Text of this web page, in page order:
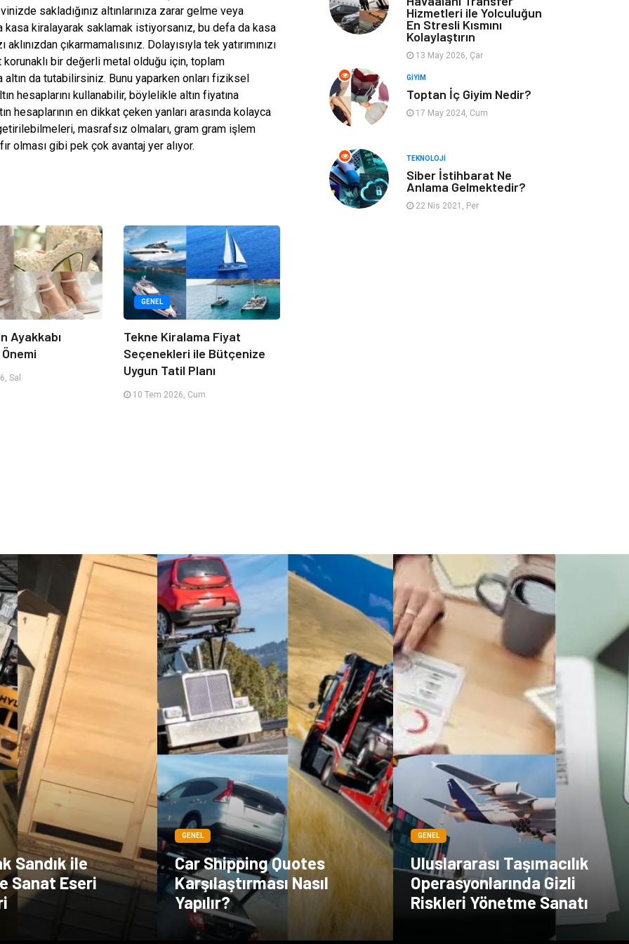
sakladığınız altınlarınıza zarar gelme veya
kasa kiralayarak saklamak istiyorsanız, bu defa da kasa
çıkarmamalısınız. Dolayısıyla tek yatırımınızı
korunaklı bir değerli metal olduğu için, toplam
altın da tutabilirsiniz. Bunu yaparken onları fiziksel
hesaplarını kullanabilir, böylelikle altın fiyatına
en dikkat çeken yanları arasında kolayca
masrafsız olmaları, gram gram işlem
olması gibi pek çok avantaj yer alıyor.
Ayakkabı
Sal
GENEL
Tekne Kiralama Fiyat
Seçenekleri ile Bütçenize
Uygun Tatil Planı
10 Tem 2026, Cum
Astroloji Müzik
Gençlik
Sigorta Bakım
Hizmetleri ile Yolculuğun
En Stresli Kısmını
Kolaylaştırın
13 May 2026, Çar
GIYIM
Toptan İç Giyim Nedir?
17 May 2024, Cum
TEKNOLOJI
Siber İstihbarat Ne
Anlama Gelmektedir?
22 Nis 2021, Per
Sandık ile
Sanat Eseri
GENEL
Car Shipping Quotes
Karşılaştırması Nasıl
Yapılır?
GENEL
Uluslararası Taşımacılık
Operasyonlarında Gizli
Riskleri Yönetme Sanatı